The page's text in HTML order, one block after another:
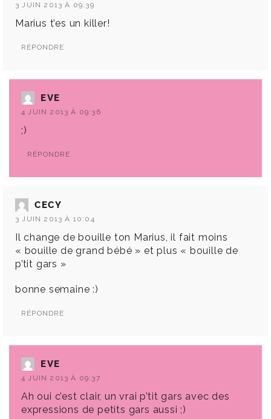
3 JUIN 2013 À 09:39
Marius t’es un killer!
RÉPONDRE
EVE
4 JUIN 2013 À 09:36
;)
RÉPONDRE
CECY
3 JUIN 2013 À 10:04
Il change de bouille ton Marius, il fait moins
« bouille de grand bébé » et plus « bouille de
p’tit gars »
bonne semaine :)
RÉPONDRE
EVE
4 JUIN 2013 À 09:37
Ah oui c’est clair, un vrai p’tit gars avec des
expressions de petits gars aussi ;)